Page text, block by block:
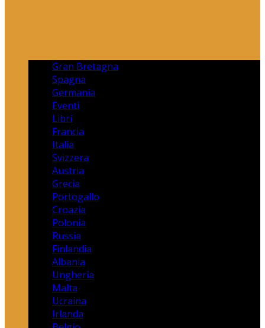
Gran Bretagna
Spagna
Germania
Eventi
Libri
Francia
Italia
Svizzera
Austria
Grecia
Portogallo
Croazia
Polonia
Russia
Finlandia
Albania
Ungheria
Malta
Ucraina
Irlanda